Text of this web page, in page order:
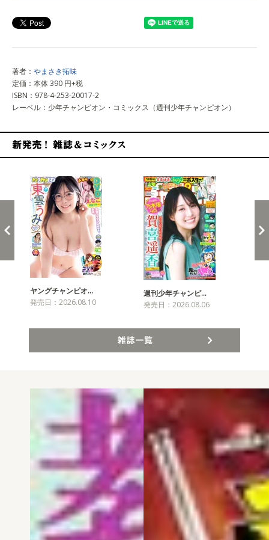
著者： やまさき拓味
定価：本体 390 円+税
ISBN：978-4-253-20017-2
レーベル：少年チャンピオン・コミックス（週刊少年チャンピオン）
ヤングチャンピオ…
発売日：2026.08.10
週刊少年チャンピ…
発売日：2026.08.06